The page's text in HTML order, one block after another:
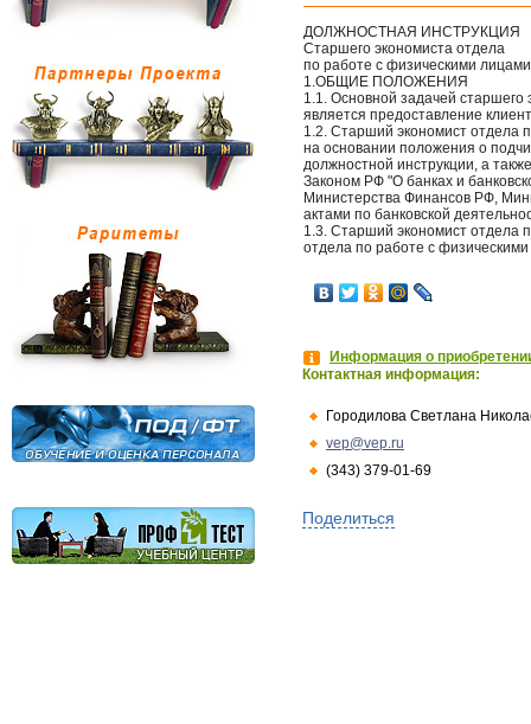
ДОЛЖНОСТНАЯ ИНСТРУКЦИЯ
Старшего экономиста отдела
по работе с физическими лицами
1.ОБЩИЕ ПОЛОЖЕНИЯ
1.1. Основной задачей
является предоставление
1.2. Старший экономист отдела
на основании положения о
должностной инструкции, а
Законом РФ "О банках и
Министерства Финансов РФ,
актами по банковской
1.3. Старший экономист отдела
отдела по работе с
Информация о
Контактная информация:
Городилова Светлана
vep@vep.ru
(343) 379-01-69
Поделиться